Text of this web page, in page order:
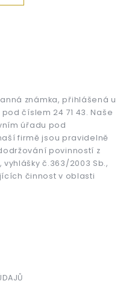
známka, přihlášená u
číslem 24 71 43. Naše
úřadu pod
firmě jsou pravidelně
povinností z
č.363/2003 Sb.,
činnost v oblasti